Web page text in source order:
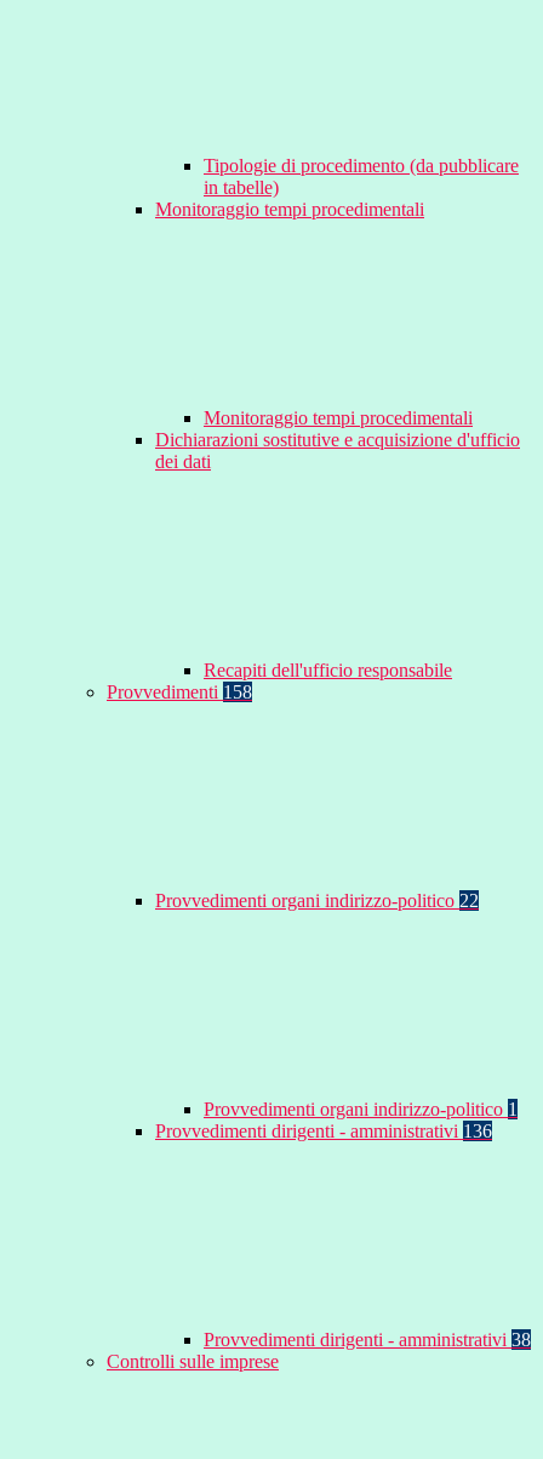
Tipologie di procedimento (da pubblicare
in tabelle)
Monitoraggio tempi procedimentali
Monitoraggio tempi procedimentali
Dichiarazioni sostitutive e acquisizione d'ufficio
dei dati
Recapiti dell'ufficio responsabile
Provvedimenti 158
Provvedimenti organi indirizzo-politico 22
Provvedimenti organi indirizzo-politico 1
Provvedimenti dirigenti - amministrativi 136
Provvedimenti dirigenti - amministrativi 38
Controlli sulle imprese